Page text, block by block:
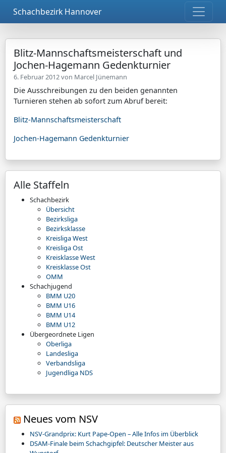
Schachbezirk Hannover
Blitz-Mannschaftsmeisterschaft und
Jochen-Hagemann Gedenkturnier
6. Februar 2012 von Marcel Jünemann
Die Ausschreibungen zu den beiden genannten
Turnieren stehen ab sofort zum Abruf bereit:
Blitz-Mannschaftsmeisterschaft
Jochen-Hagemann Gedenkturnier
Alle Staffeln
Schachbezirk
Übersicht
Bezirksliga
Bezirksklasse
Kreisliga West
Kreisliga Ost
Kreisklasse West
Kreisklasse Ost
OMM
Schachjugend
BMM U20
BMM U16
BMM U14
BMM U12
Übergeordnete Ligen
Oberliga
Landesliga
Verbandsliga
Jugendliga NDS
Neues vom NSV
NSV-Grandprix: Kurt Pape-Open – Alle Infos im Überblick
DSAM-Finale beim Schachgipfel: Deutscher Meister aus